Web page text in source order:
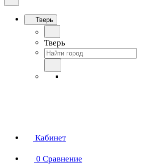
Тверь
Тверь
Кабинет
0 Сравнение